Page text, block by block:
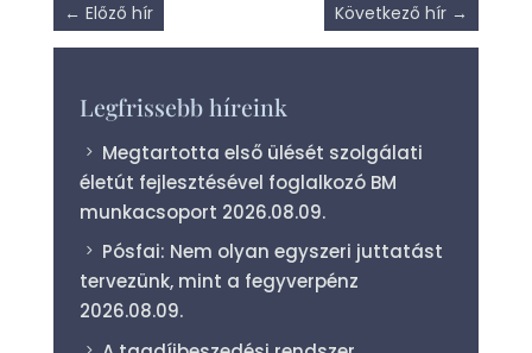
← Előző hír Következő hír →
Legfrissebb híreink
Megtartotta első ülését szolgálati
életút fejlesztésével foglalkozó BM
munkacsoport 2026.08.09.
Pósfai: Nem olyan egyszeri juttatást
tervezünk, mint a fegyverpénz
2026.08.09.